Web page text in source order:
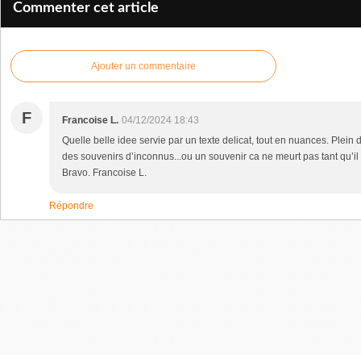
Commenter cet article
Ajouter un commentaire
F Francoise L. 04/12/2024 18:43
Quelle belle idee servie par un texte delicat, tout en nuances. Plein
des souvenirs d’inconnus...ou un souvenir ca ne meurt pas tant
Bravo. Francoise L.
Répondre